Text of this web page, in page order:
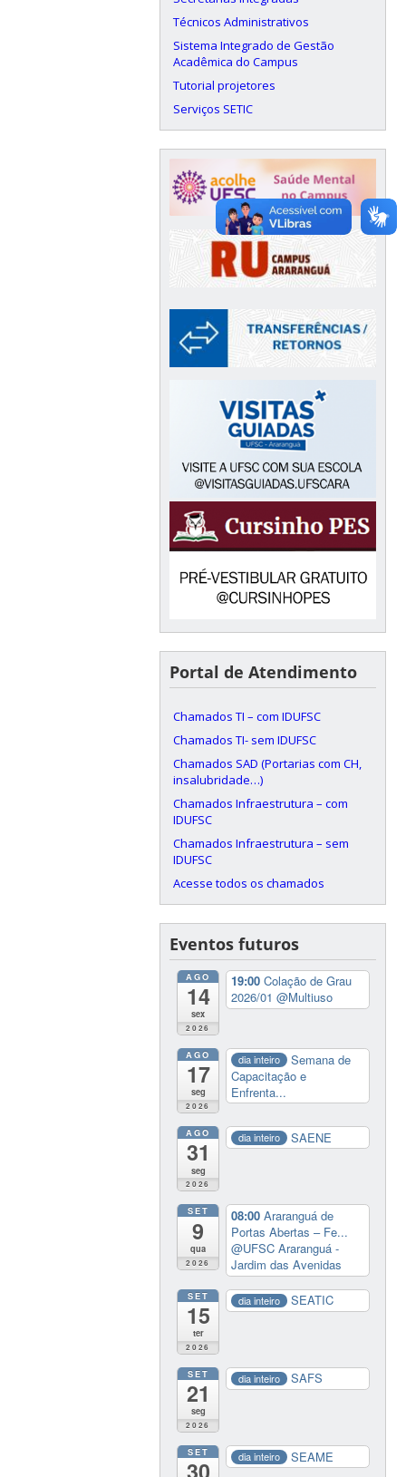
Técnicos Administrativos
Sistema Integrado de Gestão
Acadêmica do Campus
Tutorial projetores
Serviços SETIC
Portal de Atendimento
Chamados TI – com IDUFSC
Chamados TI- sem IDUFSC
Chamados SAD (Portarias com CH,
insalubridade…)
Chamados Infraestrutura – com
IDUFSC
Chamados Infraestrutura – sem
IDUFSC
Acesse todos os chamados
Eventos futuros
AGO
14
sex
2026
19:00Colação de Grau
2026/01@Multiuso
AGO
17
seg
2026
dia inteiro
Semana de
Capacitação e
Enfrenta...
AGO
31
seg
2026
dia inteiro SAENE
SET
9
qua
2026
08:00Araranguá de
Portas Abertas – Fe...
@UFSC Araranguá -
Jardim das Avenidas
SET
15
ter
2026
dia inteiro SEATIC
SET
21
seg
2026
dia inteiro SAFS
SET dia inteiro SEAME